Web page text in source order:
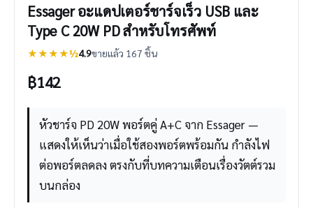
Essager อะแดปเตอร์ชาร์จเร็ว USB และ
Type C 20W PD สำหรับโทรศัพท์
★★★★½4.9ขายแล้ว 167 ชิ้น
฿142
หัวชาร์จ PD 20W พอร์ตคู่ A+C จาก Essager —
แสดงให้เห็นว่าเมื่อใช้สองพอร์ตพร้อมกัน กำลังไฟ
ต่อพอร์ตลดลง ตรงกับที่บทความเตือนเรื่องวัตต์รวม
บนกล่อง